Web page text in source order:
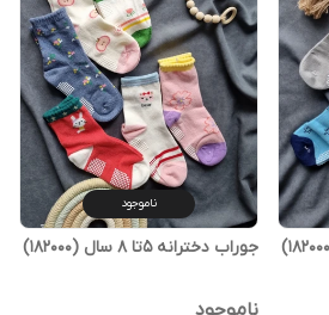
ناموجود
جوراب دخترانه ۵تا ۸ سال (182000)
ناموجود